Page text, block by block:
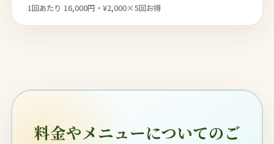
1回あたり 16,000円・¥2,000×5回お得
料金やメニューについてのご